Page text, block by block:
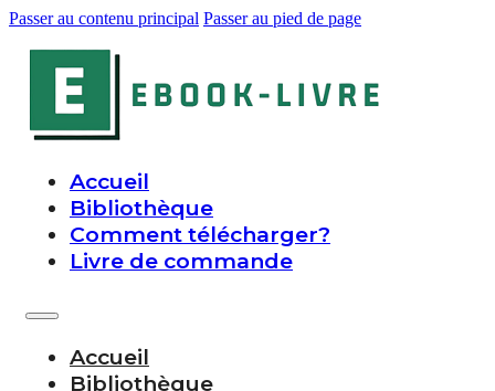
Passer au contenu principal Passer au pied de page
Accueil
Bibliothèque
Comment télécharger?
Livre de commande
Accueil
Bibliothèque